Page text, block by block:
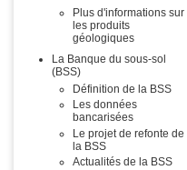
Plus d'informations sur
les produits
géologiques
La Banque du sous-sol
(BSS)
Définition de la BSS
Les données
bancarisées
Le projet de refonte de
la BSS
Actualités de la BSS